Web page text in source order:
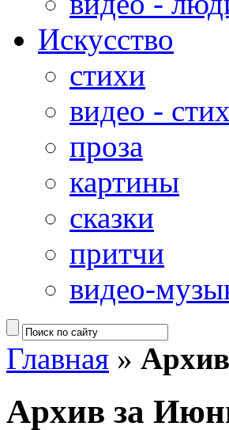
Искусство
стихи
видео -
проза
картины
сказки
притчи
видео-
Главная »
Архив за